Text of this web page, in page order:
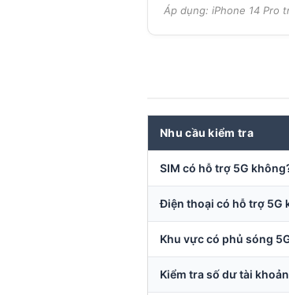
Áp dụng: iPhone 14 Pro
Nhu cầu kiểm tra
SIM có hỗ trợ 5G
Điện thoại có hỗ trợ 5G
Khu vực có phủ sóng
Kiểm tra số dư tài khoản